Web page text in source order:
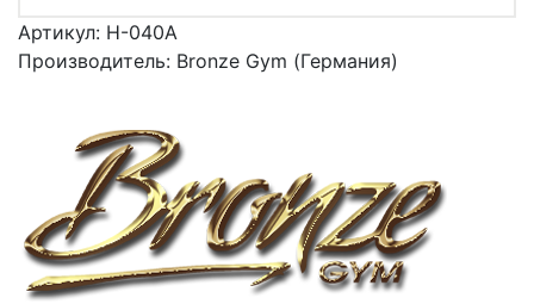
Артикул: H-040A
Производитель: Bronze Gym (Германия)